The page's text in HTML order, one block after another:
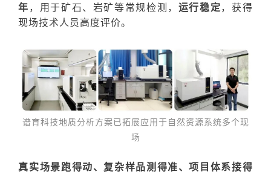
年，用于矿石、岩矿等常规检测， 运行稳定，获得
现场技术人员高度评价。
谱育科技地质分析方案已拓展应用于自然资源系统多个现
场
真实场景跑得动、复杂样品测得准、项目体系接得